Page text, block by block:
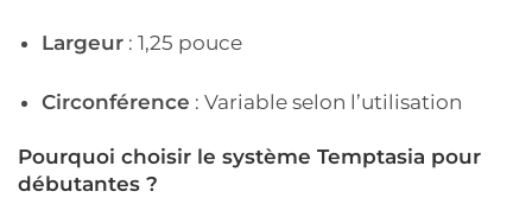
Largeur : 1,25 pouce
Circonférence : Variable selon l’utilisation
Pourquoi choisir le système Temptasia pour
débutantes ?